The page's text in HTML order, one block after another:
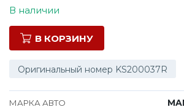
В наличии
В КОРЗИНУ
Оригинальный номер KS200037R
МАРКА АВТО